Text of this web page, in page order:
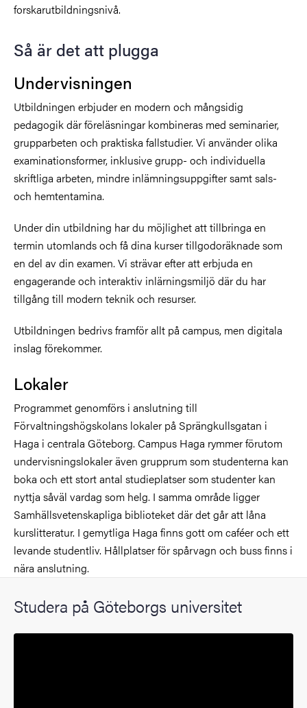
forskarutbildningsnivå.
Så är det att plugga
Undervisningen
Utbildningen erbjuder en modern och mångsidig
pedagogik där föreläsningar kombineras med seminarier,
grupparbeten och praktiska fallstudier. Vi använder olika
examinationsformer, inklusive grupp- och individuella
skriftliga arbeten, mindre inlämningsuppgifter samt sals-
och hemtentamina.
Under din utbildning har du möjlighet att tillbringa en
termin utomlands och få dina kurser tillgodoräknade som
en del av din examen. Vi strävar efter att erbjuda en
engagerande och interaktiv inlärningsmiljö där du har
tillgång till modern teknik och resurser.
Utbildningen bedrivs framför allt på campus, men digitala
inslag förekommer.
Lokaler
Programmet genomförs i anslutning till
Förvaltningshögskolans lokaler på Sprängkullsgatan i
Haga i centrala Göteborg. Campus Haga rymmer förutom
undervisningslokaler även grupprum som studenterna kan
boka och ett stort antal studieplatser som studenter kan
nyttja såväl vardag som helg. I samma område ligger
Samhällsvetenskapliga biblioteket där det går att låna
kurslitteratur. I gemytliga Haga finns gott om caféer och ett
levande studentliv. Hållplatser för spårvagn och buss finns i
nära anslutning.
Studera på Göteborgs universitet